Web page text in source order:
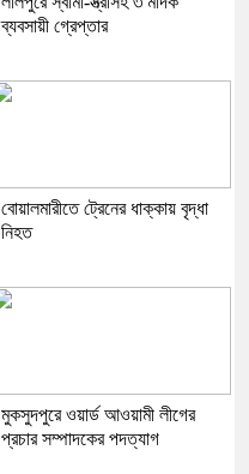
ব্যবসায়ী গ্রেপ্তার
বোয়ালমারীতে ট্রেনের ধাক্কায় বৃদ্ধা
নিহত
মুকসুদপুরে ওয়ার্ড আওয়ামী লীগের
প্রচার সম্পাদকের পদত্যাগ